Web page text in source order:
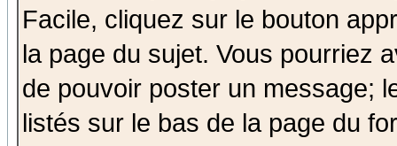
Facile, cliquez sur le bouton
la page du sujet. Vous pourriez
de pouvoir poster un message;
listés sur le bas de la page du